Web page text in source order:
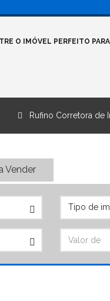
O IMÓVEL PERFEITO
Rufino Corretora de
Vender